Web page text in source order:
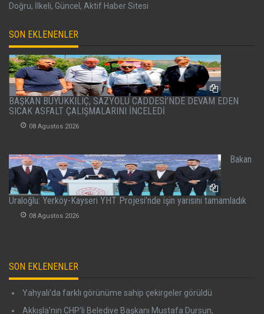
Doğru, İlkeli, Güncel, Aktif Haber Sitesi
SON EKLENENLER
BAŞKAN BÜYÜKKILIÇ, SAZYOLU CADDESİ’NDE DEVAM EDEN
SICAK ASFALT ÇALIŞMALARINI İNCELEDİ
08 Agustos 2026
Bakan
Uraloğlu: Yerköy-Kayseri YHT Projesi’nde işin yarısını tamamladık
08 Agustos 2026
SON EKLENENLER
Yahyalı’da farklı görünüme sahip çekirgeler görüldü
Akkışla’nın CHP’li Belediye Başkanı Mustafa Dursun,